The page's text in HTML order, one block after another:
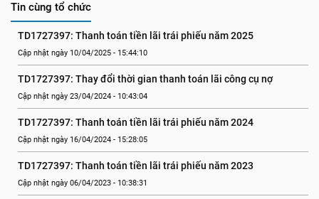
Tin cùng tổ chức
TD1727397: Thanh toán tiền lãi trái phiếu năm 2025
Cập nhật ngày 10/04/2025 - 15:44:10
TD1727397: Thay đổi thời gian thanh toán lãi công cụ nợ
Cập nhật ngày 23/04/2024 - 10:43:04
TD1727397: Thanh toán tiền lãi trái phiếu năm 2024
Cập nhật ngày 16/04/2024 - 15:28:05
TD1727397: Thanh toán tiền lãi trái phiếu năm 2023
Cập nhật ngày 06/04/2023 - 10:38:31